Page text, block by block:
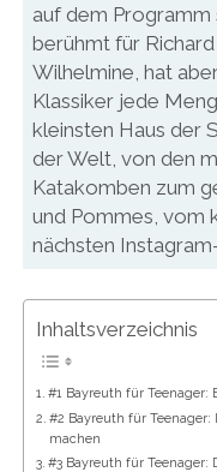
auf dem
berühmt für
Wilhelmine, hat
Klassiker jede
kleinsten Haus der
der Welt, von den
Katakomben zum
und Pommes, vom
nächsten
Inhaltsverzeichnis
#1 Bayreuth für Teenager:
#2 Bayreuth für Teenager:
machen
#3 Bayreuth für Teenager: